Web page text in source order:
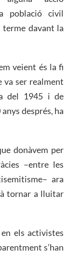
població civil
terme davant la
veient és la fi
va ser realment
del 1945 i de
després, ha
donàvem per
–entre les
ara
tornar a lluitar
els activistes
s’han